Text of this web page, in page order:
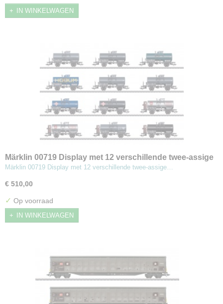
IN WINKELWAGEN
Märklin 00719 Display met 12 verschillende twee-assige
ketelwagens
Märklin 00719 Display met 12 verschillende twee-assige…
€ 510,00
✓ Op voorraad
IN WINKELWAGEN